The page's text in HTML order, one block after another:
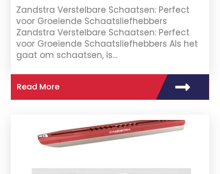
Zandstra Verstelbare Schaatsen: Perfect
voor Groeiende Schaatsliefhebbers
Zandstra Verstelbare Schaatsen: Perfect
voor Groeiende Schaatsliefhebbers Als het
gaat om schaatsen, is…
Read More